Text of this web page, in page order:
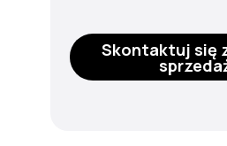
Skontaktuj się